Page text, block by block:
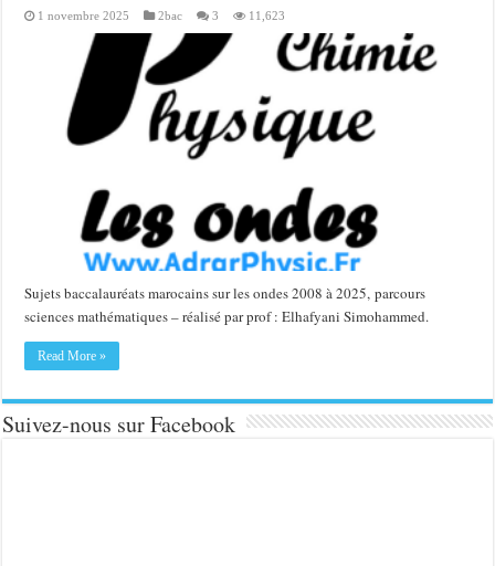
1 novembre 2025 2bac 3 11,623
Sujets baccalauréats marocains sur les ondes 2008 à 2025, parcours
sciences mathématiques – réalisé par prof : Elhafyani Simohammed.
Read More »
Suivez-nous sur Facebook